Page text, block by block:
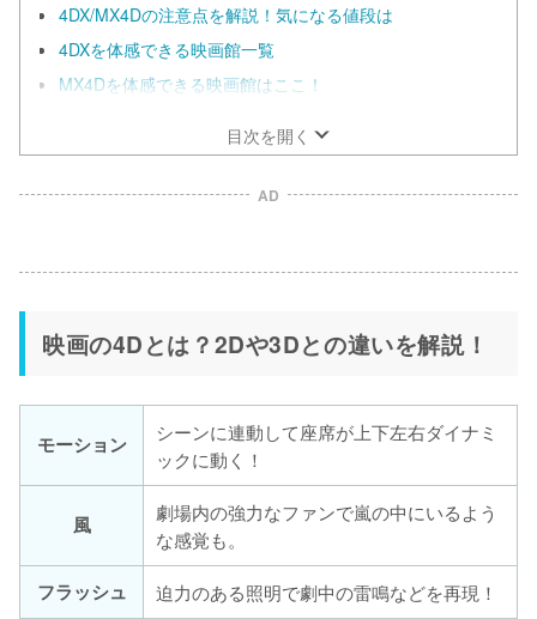
4DX/MX4Dの注意点を解説！気になる値段は
4DXを体感できる映画館一覧
MX4Dを体感できる映画館はここ！
目次を開く
AD
映画の4Dとは？2Dや3Dとの違いを解説！
モーション
シーンに連動して座席が上下左右ダイナミ
ックに動く！
風
劇場内の強力なファンで嵐の中にいるよう
な感覚も。
フラッシュ
迫力のある照明で劇中の雷鳴などを再現！